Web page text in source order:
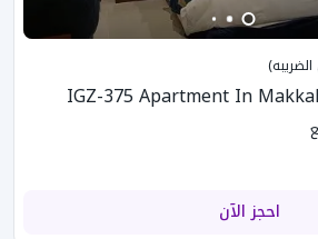
IGZ-375 Apartment In
احجز الآن